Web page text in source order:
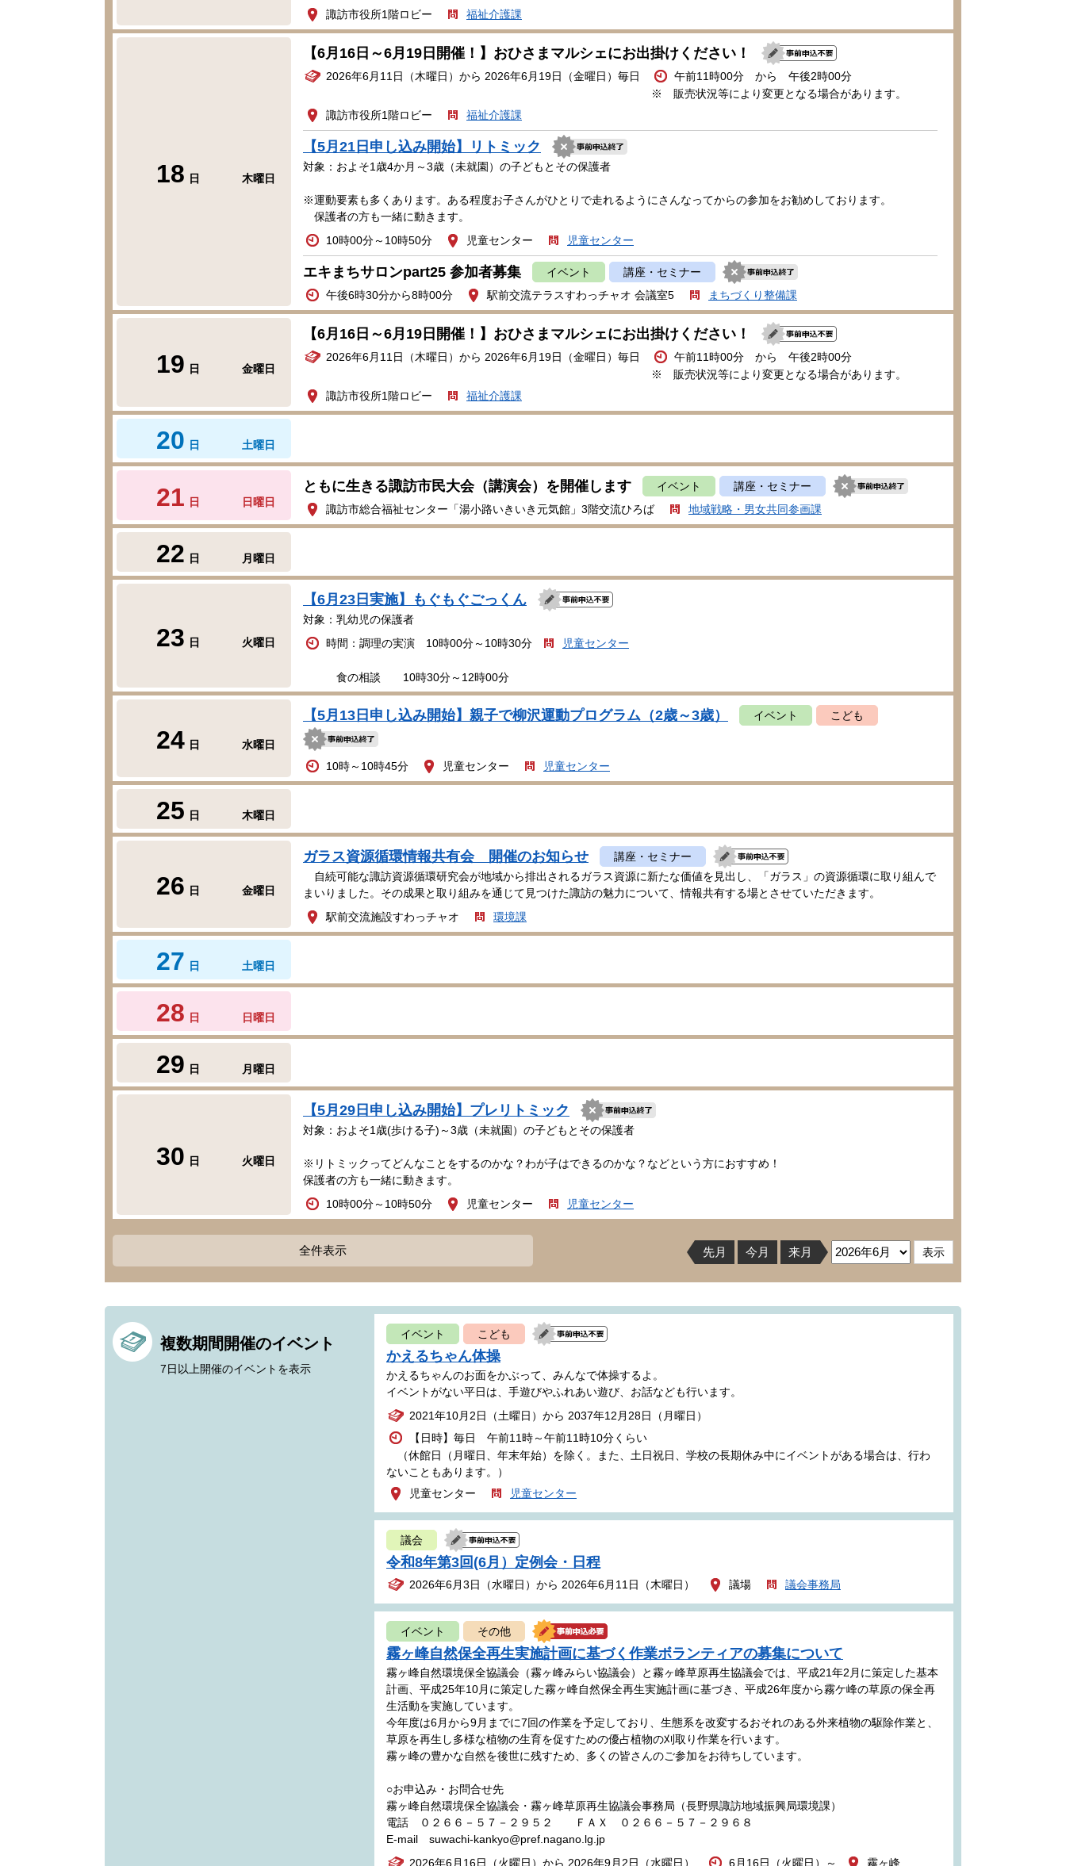
諏訪市役所1階ロビー
福祉介護課
18 日 木曜日
【6月16日～6月19日開催！】おひさまマルシェにお出掛けください！
2026年6月11日（木曜日）から 2026年6月19日（金曜日）毎日
午前11時00分 から 午後2時00分
※ 販売状況等により変更となる場合があります。
諏訪市役所1階ロビー
福祉介護課
【5月21日申し込み開始】リトミック
対象：およそ1歳4か月～3歳（未就園）の子どもとその保護者
※運動要素も多くあります。ある程度お子さんがひとりで走れるようにさんなってからの参加をお勧めしております。
保護者の方も一緒に動きます。
10時00分～10時50分
児童センター 児童センター
エキまちサロンpart25 参加者募集 イベント
講座・セミナー
午後6時30分から8時00分
駅前交流テラスすわっチャオ 会議室5 まちづくり整備課
19 日 金曜日
【6月16日～6月19日開催！】おひさまマルシェにお出掛けください！
2026年6月11日（木曜日）から 2026年6月19日（金曜日）毎日
午前11時00分 から 午後2時00分
※ 販売状況等により変更となる場合があります。
諏訪市役所1階ロビー
福祉介護課
20 日 土曜日
21 日 日曜日
ともに生きる諏訪市民大会（講演会）を開催します イベント
講座・セミナー
諏訪市総合福祉センター「湯小路いきいき元気館」3階交流ひろば
地域戦略・男女共同参画課
22 日 月曜日
23 日 火曜日
【6月23日実施】もぐもぐごっくん
対象：乳幼児の保護者
時間：調理の実演 10時00分～10時30分
食の相談 10時30分～12時00分
児童センター
24 日 水曜日
【5月13日申し込み開始】親子で柳沢運動プログラム（2歳～3歳） イベント こども
10時～10時45分 児童センター 児童センター
25 日 木曜日
26 日 金曜日
ガラス資源循環情報共有会 開催のお知らせ
講座・セミナー
自続可能な諏訪資源循環研究会が地域から排出されるガラス資源に新たな価値を見出し、「ガラス」の資源循環に取り組んで
まいりました。その成果と取り組みを通じて見つけた諏訪の魅力について、情報共有する場とさせていただきます。
駅前交流施設すわっチャオ
環境課
27 日 土曜日
28 日 日曜日
29 日 月曜日
30 日 火曜日
【5月29日申し込み開始】プレリトミック
対象：およそ1歳(歩ける子)～3歳（未就園）の子どもとその保護者
※リトミックってどんなことをするのかな？わが子はできるのかな？などという方におすすめ！
保護者の方も一緒に動きます。
10時00分～10時50分
児童センター 児童センター
全件表示 先月 今月 来月
複数期間開催のイベント
7日以上開催のイベントを表示
イベント こども
かえるちゃん体操
かえるちゃんのお面をかぶって、みんなで体操するよ。
イベントがない平日は、手遊びやふれあい遊び、お話なども行います。
2021年10月2日（土曜日）から 2037年12月28日（月曜日）
【日時】毎日 午前11時～午前11時10分くらい
（休館日（月曜日、年末年始）を除く。また、土日祝日、学校の長期休み中にイベントがある場合は、行わ
ないこともあります。）
児童センター
児童センター
議会
令和8年第3回(6月）定例会・日程
2026年6月3日（水曜日）から 2026年6月11日（木曜日） 議場 議会事務局
イベント その他
霧ヶ峰自然保全再生実施計画に基づく作業ボランティアの募集について
霧ヶ峰自然環境保全協議会（霧ヶ峰みらい協議会）と霧ヶ峰草原再生協議会では、平成21年2月に策定した基本
計画、平成25年10月に策定した霧ヶ峰自然保全再生実施計画に基づき、平成26年度から霧ケ峰の草原の保全再
生活動を実施しています。
今年度は6月から9月までに7回の作業を予定しており、生態系を改変するおそれのある外来植物の駆除作業と、
草原を再生し多様な植物の生育を促すための優占植物の刈取り作業を行います。
霧ヶ峰の豊かな自然を後世に残すため、多くの皆さんのご参加をお待ちしています。
○お申込み・お問合せ先
霧ヶ峰自然環境保全協議会・霧ヶ峰草原再生協議会事務局（長野県諏訪地域振興局環境課）
電話 ０２６６－５７－２９５２ ＦＡＸ ０２６６－５７－２９６８
E-mail suwachi-kankyo@pref.nagano.lg.jp
2026年6月16日（火曜日）から 2026年9月2日（水曜日）
6月16日（火曜日）～ 霧ヶ峰